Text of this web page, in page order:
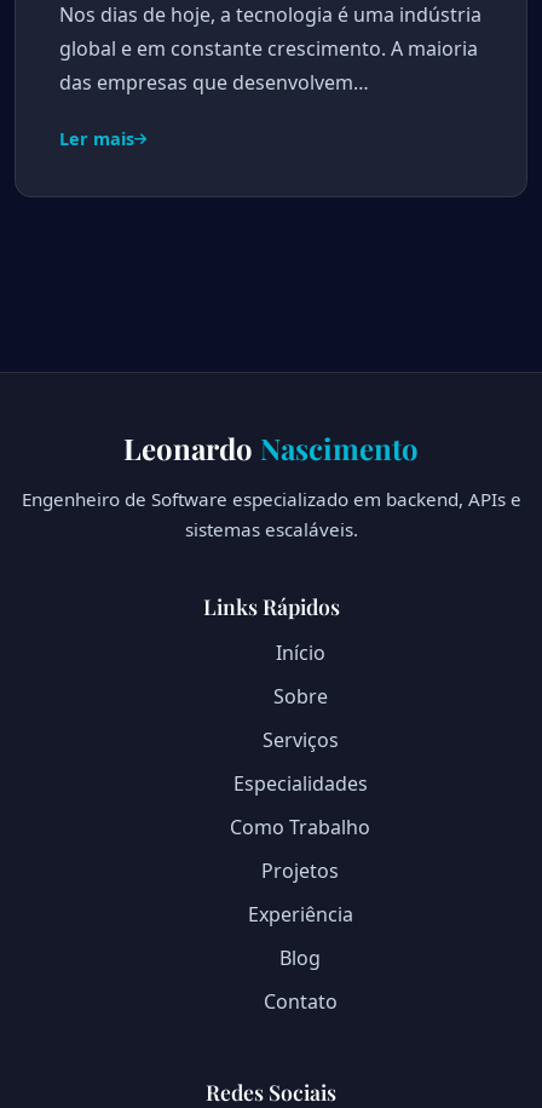
Nos dias de hoje, a tecnologia é uma indústria
global e em constante crescimento. A maioria
das empresas que desenvolvem…
Ler mais
Leonardo Nascimento
Engenheiro de Software especializado em backend, APIs e
sistemas escaláveis.
Links Rápidos
Início
Sobre
Serviços
Especialidades
Como Trabalho
Projetos
Experiência
Blog
Contato
Redes Sociais